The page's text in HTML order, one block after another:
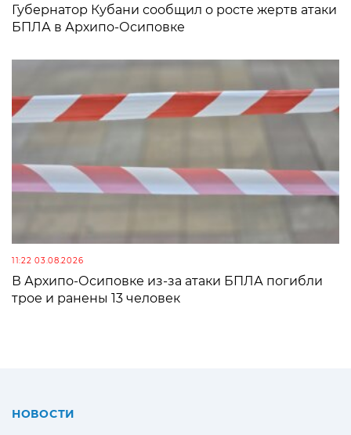
Губернатор Кубани сообщил о росте жертв атаки
БПЛА в Архипо-Осиповке
11:22 03.08.2026
В Архипо-Осиповке из-за атаки БПЛА погибли
трое и ранены 13 человек
НОВОСТИ